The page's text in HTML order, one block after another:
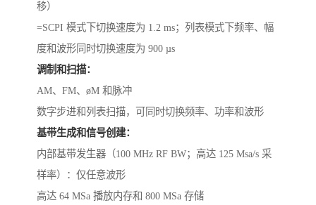
移）
=SCPI 模式下切换速度为 1.2 ms；列表模式下频率、幅
度和波形同时切换速度为 900 µs
调制和扫描：
AM、FM、øM 和脉冲
数字步进和列表扫描，可同时切换频率、功率和波形
基带生成和信号创建：
内部基带发生器（100 MHz RF BW；高达 125 Msa/s 采
样率）：仅任意波形
高达 64 MSa 播放内存和 800 MSa 存储